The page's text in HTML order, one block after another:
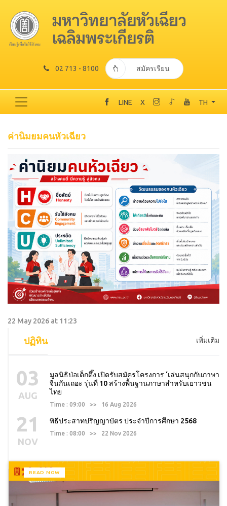
02 713 - 8100 สมัครเรียน
LINE X TH
ค่านิมยมคนหัวเฉียว
22 May 2026 at 11:23
ปฏิทิน เพิ่มเติม
03
AUG
มูลนิธิป่อเต็กตึ๊ง เปิดรับสมัครโครงการ ‘เล่นสนุกกับภาษา
จีนกันเถอะ รุ่นที่ 10 สร้างพื้นฐานภาษาสำหรับเยาวชน
ไทย
Time : 09:00 >> 16 Aug 2026
21
NOV
พิธีประสาทปริญญาบัตร ประจำปีการศึกษา 2568
Time : 08:00 >> 22 Nov 2026
READ NOW